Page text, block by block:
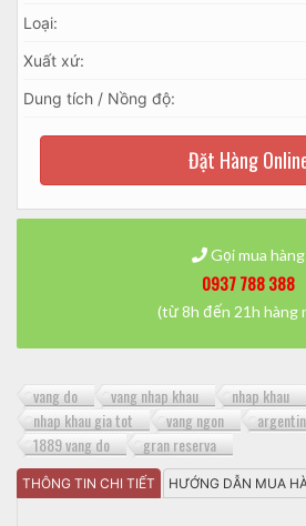
Loại:
Xuất xứ:
Dung tích / Nồng độ:
Đặt Hàng
Gọi mua hàng
0937 788 388
(từ 8h đến 21h hàng
vang do vang nhap khau nhap khau
nhap khau gia tot
vang ngon
1889 vang do
gran reserva
THÔNG TIN CHI TIẾT HƯỚNG DẪN MUA